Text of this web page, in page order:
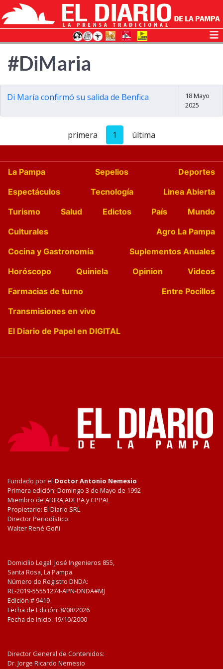
#DiMaria
Di María confirmó su salida de Benfica
18 Mayo
2025
primera 1 última
La Pampa Sepelios
Deportes
Espectáculos
Tecnología
Linea Abierta
Turismo
Salud Edictos País
Mundo
Culturales
Agro La Pampa
Cocina y Gastronomía
Suplementos Anuales
Horóscopo
Quiniela Opinion
Videos
Farmacias de turno
Entre Pocillos
Transmisiones en vivo
El Diario de Papel en DIGITAL
Fundado por el Doctor Antonio Nemesio
Primera edición: Domingo 3 de Mayo de 1992
Miembro de ADIRA,ADEPA y CPPAL
Propietario: El Diario SRL
Director Periodístico:
Walter René Goñi
Domicilio Legal: José Ingenieros 855,
Santa Rosa, La Pampa.
Número de Registro DNDA:
RL-2019-55551274-APN-DNDA#MJ
Edición # 9419
Fecha de Edición: 8/08/2026
Fecha de Inicio: 19/10/2000
Director General de Contenidos:
Dr. Jorge Ricardo Nemesio